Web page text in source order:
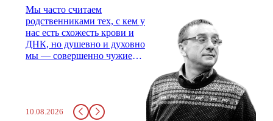
Мы часто считаем
родственниками тех, с кем у
нас есть схожесть крови и
ДНК, но душевно и духовно
мы — совершенно чужие
три, не меньше. Как не
позвать? Родственник.
10.08.2026